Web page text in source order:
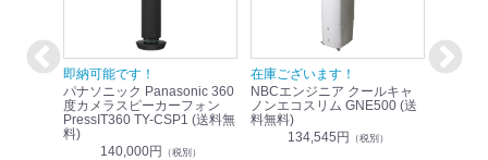
即納可能です！
パナソニック Panasonic 360
度カメラスピーカーフォン
PressIT360 TY-CSP1 (送料無
料)
140,000円 （税別）
在庫ございます！
NBCエンジニア クールキャ
ノンエコスリム GNE500 (送
料無料)
134,545円 （税別）
即納可